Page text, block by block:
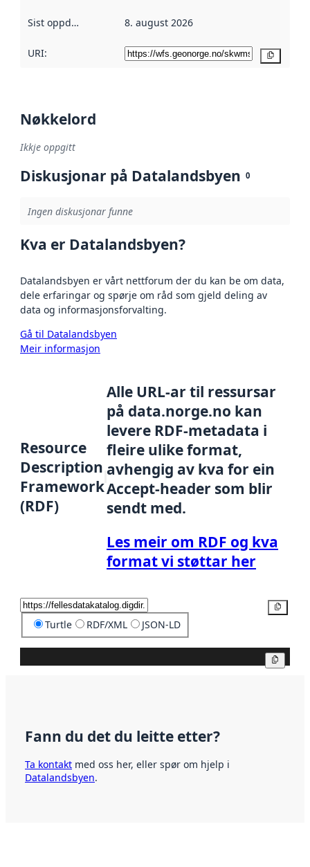
Sist oppdatert 8. august 2026
URI:
Nøkkelord
Ikkje oppgitt
Diskusjonar på Datalandsbyen 0
Ingen diskusjonar funne
Kva er Datalandsbyen?
Datalandsbyen er vårt nettforum der du kan be om data,
dele erfaringar og spørje om råd som gjeld deling av
data og informasjonsforvalting.
Gå til Datalandsbyen
Meir informasjon
Resource
Description
Framework
(RDF)
Alle URL-ar til ressursar
på data.norge.no kan
levere RDF-metadata i
fleire ulike format,
avhengig av kva for ein
Accept-header som blir
sendt med.
Les meir om RDF og kva
format vi støttar her
Turtle RDF/XML JSON-LD
Fann du det du leitte etter?
Ta kontakt med oss her, eller spør om hjelp i
Datalandsbyen.